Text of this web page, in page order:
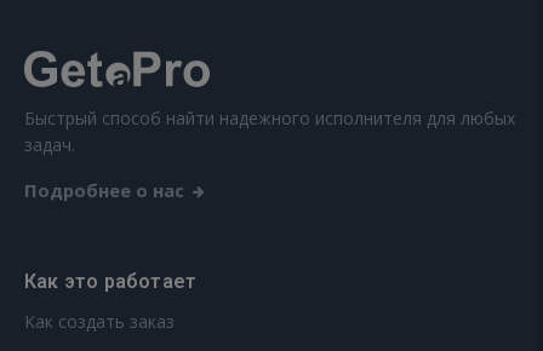
Быстрый способ найти надежного исполнителя для любых
задач.
Подробнее о нас
Как это работает
Как создать заказ